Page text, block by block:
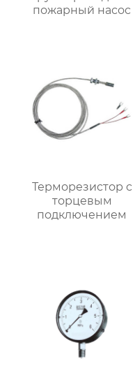
пожарный насос
Терморезистор с
торцевым
подключением